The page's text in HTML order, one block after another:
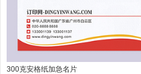
300克安格纸加急名片